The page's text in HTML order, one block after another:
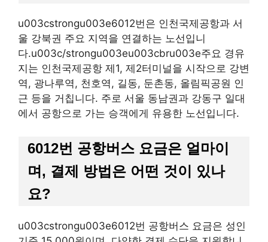
u003cstrongu003e6012번은 인천국제공항과 서
울 강북권 주요 지역을 연결하는 노선입니
다.u003c/strongu003eu003cbru003e주요 경유
지는 인천국제공항 제1, 제2터미널을 시작으로 강변
역, 광나루역, 천호역, 길동, 둔촌동, 올림픽공원 인
근 등을 거칩니다. 주로 서울 동남권과 강동구 일대
에서 공항으로 가는 승객에게 유용한 노선입니다.
6012번 공항버스 요금은 얼마이
며, 결제 방법은 어떤 것이 있나
요?
u003cstrongu003e6012번 공항버스 요금은 성인